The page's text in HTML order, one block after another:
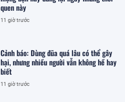
quen này
11 giờ trước
Cảnh báo: Dùng đũa quá lâu có thể gây
hại, nhưng nhiều người vẫn không hề hay
biết
11 giờ trước